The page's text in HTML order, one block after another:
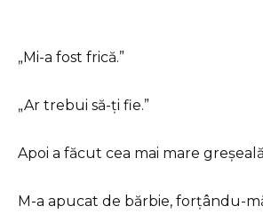
„Mi-a fost frică.”
„Ar trebui să-ți fie.”
Apoi a făcut cea mai mare
M-a apucat de bărbie, forțându-